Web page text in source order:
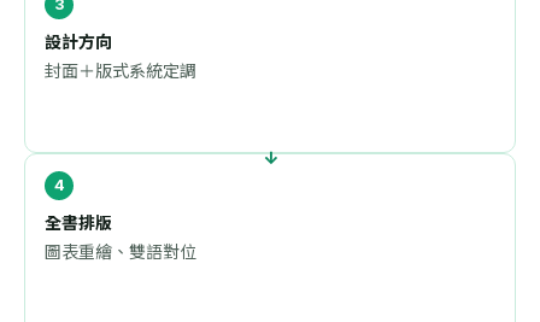
設計方向
封面＋版式系統定調
全書排版
圖表重繪、雙語對位